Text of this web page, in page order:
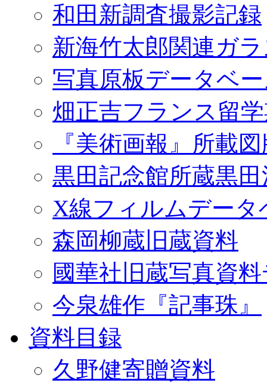
和田新調査撮影記録
新海竹太郎関連ガ
写真原板データベ
畑正吉フランス留
『美術画報』所載
黒田記念館所蔵黒
X線フィルムデータ
森岡柳蔵旧蔵資料
國華社旧蔵写真資
今泉雄作『記事珠』
資料目録
久野健寄贈資料